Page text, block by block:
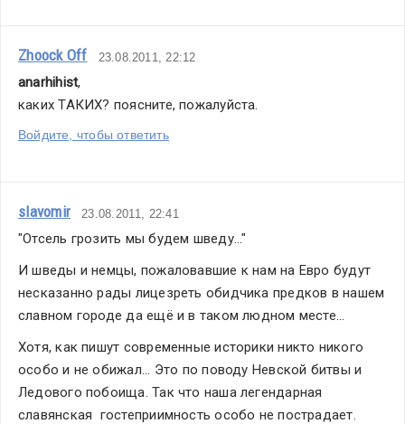
Zhoock Off 23.08.2011, 22:12
anarhihist,
каких ТАКИХ? поясните, пожалуйста.
Войдите, чтобы ответить
slavomir 23.08.2011, 22:41
"Отсель грозить мы будем шведу..."
И шведы и немцы, пожаловавшие к нам на Евро будут
несказанно рады лицезреть обидчика предков в нашем
славном городе да ещё и в таком людном месте...
Хотя, как пишут современные историки никто никого
особо и не обижал... Это по поводу Невской битвы и
Ледового побоища. Так что наша легендарная
славянская  гостеприимность особо не пострадает.